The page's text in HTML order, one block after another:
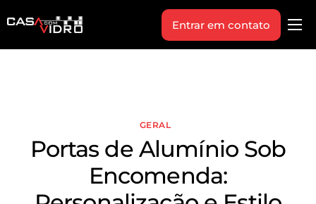
Produtos
Workshop
Entrar em contato
GERAL
Portas de Alumínio Sob
Encomenda: